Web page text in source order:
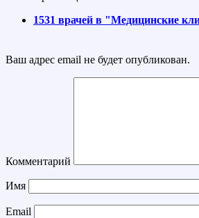
1531 врачей в "Медицинские
Ваш адрес email не будет опубликован.
Комментарий
Имя
Email